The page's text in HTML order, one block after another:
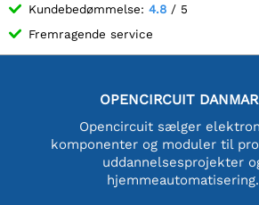
Kundebedømmelse: 4.8 / 5
Fremragende service
OPENCIRCUIT
Opencircuit sælger
komponenter og moduler til
uddannelsesprojekter
hjemmeautomatisering.